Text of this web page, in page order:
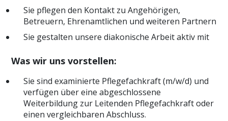
Sie pflegen den Kontakt zu Angehörigen,
Betreuern, Ehrenamtlichen und weiteren Partnern
Sie gestalten unsere diakonische Arbeit aktiv mit
Was wir uns vorstellen:
Sie sind examinierte Pflegefachkraft (m/w/d) und
verfügen über eine abgeschlossene
Weiterbildung zur Leitenden Pflegefachkraft oder
einen vergleichbaren Abschluss.